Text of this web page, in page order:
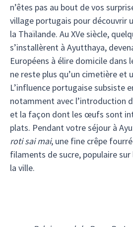
n’êtes pas au bout de vos
village portugais pour découvrir
la Thaïlande. Au XVe siècle,
s’installèrent à Ayutthaya,
Européens à élire domicile dans
ne reste plus qu’un cimetière et
L’influence portugaise subsiste
notamment avec l’introduction
et la façon dont les œufs sont
plats. Pendant votre séjour à
roti sai mai, une fine crêpe
filaments de sucre, populaire
la ville.